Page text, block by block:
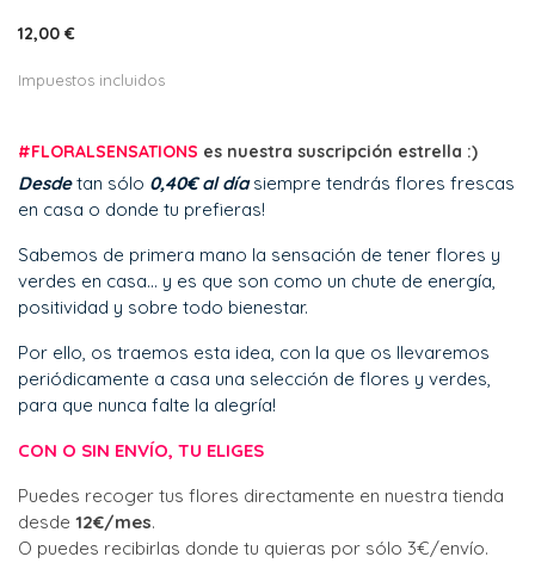
12,00 €
Impuestos incluidos
#FLORALSENSATIONS es nuestra suscripción estrella :)
Desdetan sólo 0,40€ al díasiempre tendrás flores frescas
en casa o donde tu prefieras!
Sabemos de primera mano la sensación de tener flores y
verdes en casa... y es que son como un chute de energía,
positividad y sobre todo bienestar.
Por ello, os traemos esta idea, con la que os llevaremos
periódicamente a casa una selección de flores y verdes,
para que nunca falte la alegría!
CON O SIN ENVÍO, TU ELIGES
Puedes recoger tus flores directamente en nuestra tienda
desde 12€/mes.
O puedes recibirlas donde tu quieras por sólo 3€/envío.